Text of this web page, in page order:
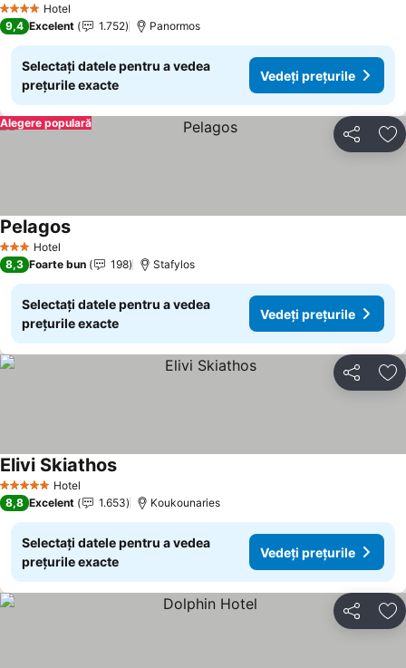
4 Stele Hotel
9,4 Excelent 1.752 Panormos
Selectați datele pentru a vedea
prețurile exacte
Vedeți prețurile
Distribuiți
Alegere populară
3 SteleHotel
Pelagos
8,3 Foarte bun 198 Stafylos
Selectați datele pentru a vedea
prețurile exacte
Vedeți prețurile
Distribuiți
5 Stele Hotel
Elivi Skiathos
8,8 Excelent 1.653 Koukounaries
Selectați datele pentru a vedea
prețurile exacte
Vedeți prețurile
Distribuiți